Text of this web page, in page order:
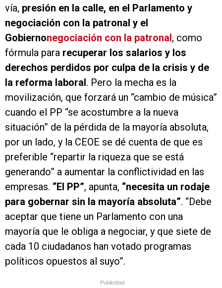
vía, presión en la calle, en el Parlamento y
negociación con la patronal y el
Gobiernonegociación con la patronal, como
fórmula para recuperar los salarios y los
derechos perdidos por culpa de la crisis y de
la reforma laboral. Pero la mecha es la
movilización, que forzará un “cambio de música”
cuando el PP “se acostumbre a la nueva
situación” de la pérdida de la mayoría absoluta,
por un lado, y la CEOE se dé cuenta de que es
preferible “repartir la riqueza que se está
generando” a aumentar la conflictividad en las
empresas. “El PP”, apunta, “necesita un rodaje
para gobernar sin la mayoría absoluta”. “Debe
aceptar que tiene un Parlamento con una
mayoría que le obliga a negociar, y que siete de
cada 10 ciudadanos han votado programas
políticos opuestos al suyo”.
Publicidad